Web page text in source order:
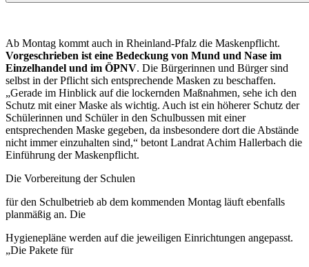
Ab Montag kommt auch in Rheinland-Pfalz die Maskenpflicht.
Vorgeschrieben ist eine Bedeckung von Mund und Nase im
Einzelhandel und im ÖPNV. Die Bürgerinnen und Bürger sind
selbst in der Pflicht sich entsprechende Masken zu beschaffen.
„Gerade im Hinblick auf die lockernden Maßnahmen, sehe ich den
Schutz mit einer Maske als wichtig. Auch ist ein höherer Schutz der
Schülerinnen und Schüler in den Schulbussen mit einer
entsprechenden Maske gegeben, da insbesondere dort die Abstände
nicht immer einzuhalten sind,“ betont Landrat Achim Hallerbach die
Einführung der Maskenpflicht.
Die Vorbereitung der Schulen
für den Schulbetrieb ab dem kommenden Montag läuft ebenfalls
planmäßig an. Die
Hygienepläne werden auf die jeweiligen Einrichtungen angepasst.
„Die Pakete für